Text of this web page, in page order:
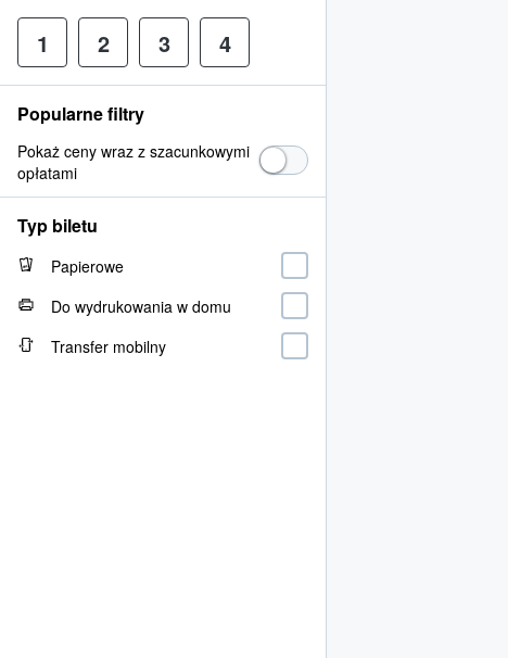
1 2 3 4
Popularne filtry
Pokaż ceny wraz z szacunkowymi
opłatami
Typ biletu
Papierowe
Do wydrukowania w domu
Transfer mobilny